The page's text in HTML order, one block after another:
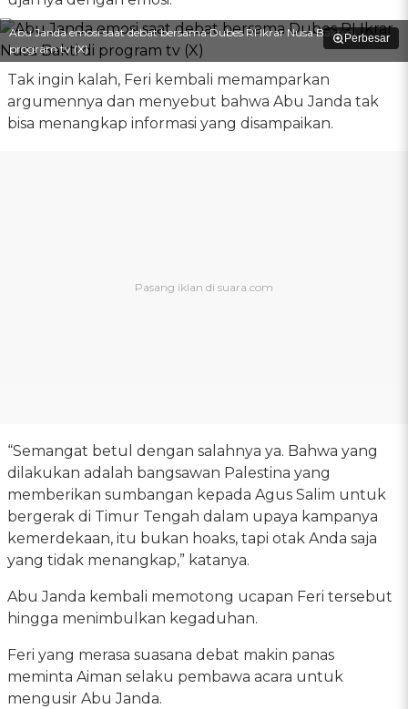
Perbesar
Abu Janda emosi saat debat bersama Dubes RI Ikrar Nusa Bakti di
program tv (X)
Tak ingin kalah, Feri kembali memamparkan
argumennya dan menyebut bahwa Abu Janda tak
bisa menangkap informasi yang disampaikan.
“Semangat betul dengan salahnya ya. Bahwa yang
dilakukan adalah bangsawan Palestina yang
memberikan sumbangan kepada Agus Salim untuk
bergerak di Timur Tengah dalam upaya kampanya
kemerdekaan, itu bukan hoaks, tapi otak Anda saja
yang tidak menangkap,” katanya.
Abu Janda kembali memotong ucapan Feri tersebut
hingga menimbulkan kegaduhan.
Feri yang merasa suasana debat makin panas
meminta Aiman selaku pembawa acara untuk
mengusir Abu Janda.